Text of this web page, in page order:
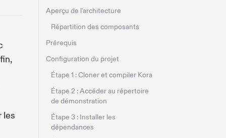
les
Aperçu de l'architecture
Répartition des composants
Prérequis
Configuration du projet
Étape 1 : Cloner et compiler Kora
Étape 2 : Accéder au répertoire
de démonstration
Étape 3 : Installer les
dépendances